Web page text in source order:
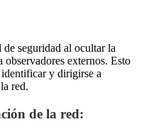
seguridad al ocultar la
observadores externos. Esto
y dirigirse a
red.
de la red: